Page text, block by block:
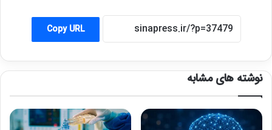
Copy URL
نوشته های مشابه